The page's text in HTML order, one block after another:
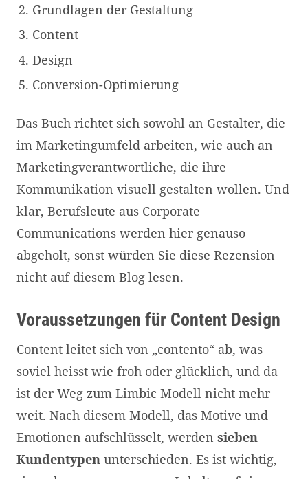
Grundlagen der Gestaltung
Content
Design
Conversion-Optimierung
Das Buch richtet sich sowohl an Gestalter, die
im Marketingumfeld arbeiten, wie auch an
Marketingverantwortliche, die ihre
Kommunikation visuell gestalten wollen. Und
klar, Berufsleute aus Corporate
Communications werden hier genauso
abgeholt, sonst würden Sie diese Rezension
nicht auf diesem Blog lesen.
Voraussetzungen für Content Design
Content leitet sich von „contento“ ab, was
soviel heisst wie froh oder glücklich, und da
ist der Weg zum Limbic Modell nicht mehr
weit. Nach diesem Modell, das Motive und
Emotionen aufschlüsselt, werden sieben
Kundentypen unterschieden. Es ist wichtig,